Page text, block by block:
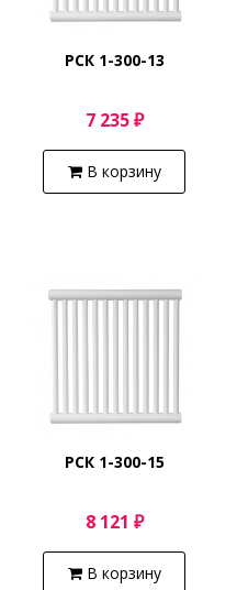
РСК 1-300-13
7 235 ₽
В корзину
РСК 1-300-15
8 121 ₽
В корзину